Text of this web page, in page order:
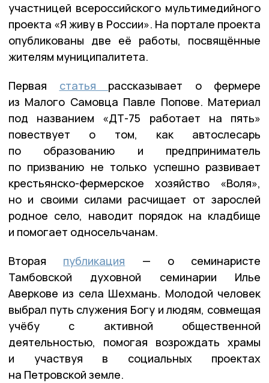
участницей всероссийского мультимедийного
проекта «Я живу в России». На портале проекта
опубликованы две её работы, посвящённые
жителям муниципалитета.
Первая статья рассказывает о фермере
из Малого Самовца Павле Попове. Материал
под названием «ДТ-75 работает на пять»
повествует о том, как автослесарь
по образованию и предприниматель
по призванию не только успешно развивает
крестьянско-фермерское хозяйство «Воля»,
но и своими силами расчищает от зарослей
родное село, наводит порядок на кладбище
и помогает односельчанам.
Вторая публикация — о семинаристе
Тамбовской духовной семинарии Илье
Аверкове из села Шехмань. Молодой человек
выбрал путь служения Богу и людям, совмещая
учёбу с активной общественной
деятельностью, помогая возрождать храмы
и участвуя в социальных проектах
на Петровской земле.